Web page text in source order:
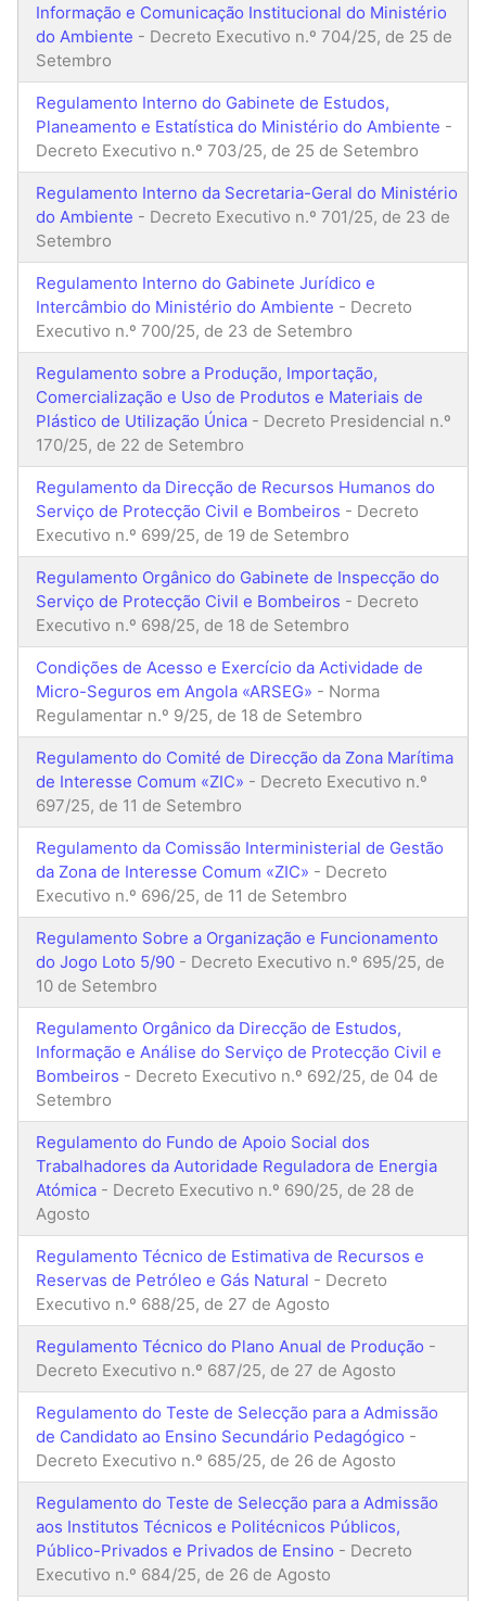
Informação e Comunicação Institucional do Ministério
do Ambiente - Decreto Executivo n.º 704/25, de 25 de
Setembro
Regulamento Interno do Gabinete de Estudos,
Planeamento e Estatística do Ministério do Ambiente -
Decreto Executivo n.º 703/25, de 25 de Setembro
Regulamento Interno da Secretaria-Geral do Ministério
do Ambiente - Decreto Executivo n.º 701/25, de 23 de
Setembro
Regulamento Interno do Gabinete Jurídico e
Intercâmbio do Ministério do Ambiente - Decreto
Executivo n.º 700/25, de 23 de Setembro
Regulamento sobre a Produção, Importação,
Comercialização e Uso de Produtos e Materiais de
Plástico de Utilização Única - Decreto Presidencial n.º
170/25, de 22 de Setembro
Regulamento da Direcção de Recursos Humanos do
Serviço de Protecção Civil e Bombeiros - Decreto
Executivo n.º 699/25, de 19 de Setembro
Regulamento Orgânico do Gabinete de Inspecção do
Serviço de Protecção Civil e Bombeiros - Decreto
Executivo n.º 698/25, de 18 de Setembro
Condições de Acesso e Exercício da Actividade de
Micro-Seguros em Angola «ARSEG» - Norma
Regulamentar n.º 9/25, de 18 de Setembro
Regulamento do Comité de Direcção da Zona Marítima
de Interesse Comum «ZIC» - Decreto Executivo n.º
697/25, de 11 de Setembro
Regulamento da Comissão Interministerial de Gestão
da Zona de Interesse Comum «ZIC» - Decreto
Executivo n.º 696/25, de 11 de Setembro
Regulamento Sobre a Organização e Funcionamento
do Jogo Loto 5/90 - Decreto Executivo n.º 695/25, de
10 de Setembro
Regulamento Orgânico da Direcção de Estudos,
Informação e Análise do Serviço de Protecção Civil e
Bombeiros - Decreto Executivo n.º 692/25, de 04 de
Setembro
Regulamento do Fundo de Apoio Social dos
Trabalhadores da Autoridade Reguladora de Energia
Atómica - Decreto Executivo n.º 690/25, de 28 de
Agosto
Regulamento Técnico de Estimativa de Recursos e
Reservas de Petróleo e Gás Natural - Decreto
Executivo n.º 688/25, de 27 de Agosto
Regulamento Técnico do Plano Anual de Produção -
Decreto Executivo n.º 687/25, de 27 de Agosto
Regulamento do Teste de Selecção para a Admissão
de Candidato ao Ensino Secundário Pedagógico -
Decreto Executivo n.º 685/25, de 26 de Agosto
Regulamento do Teste de Selecção para a Admissão
aos Institutos Técnicos e Politécnicos Públicos,
Público-Privados e Privados de Ensino - Decreto
Executivo n.º 684/25, de 26 de Agosto